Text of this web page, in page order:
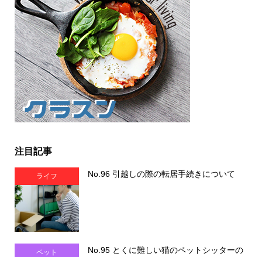
注目記事
ライフ No.96 引越しの際の転居手続きについて
ペット
No.95 とくに難しい猫のペットシッターの